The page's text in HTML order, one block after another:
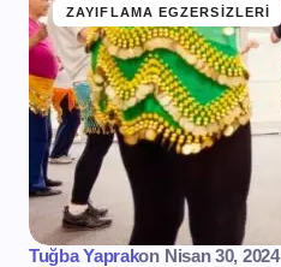
ZAYIFLAMA EGZERSIZLERI
Tuğba Yaprakon Nisan 30, 2024